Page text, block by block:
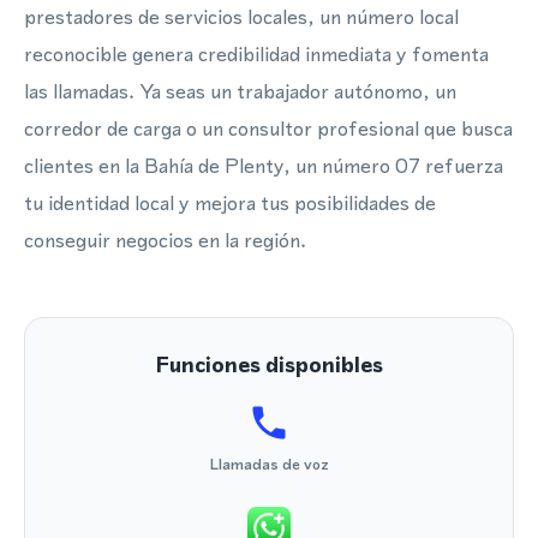
prestadores de servicios locales, un número local
reconocible genera credibilidad inmediata y fomenta
las llamadas. Ya seas un trabajador autónomo, un
corredor de carga o un consultor profesional que busca
clientes en la Bahía de Plenty, un número 07 refuerza
tu identidad local y mejora tus posibilidades de
conseguir negocios en la región.
Funciones disponibles
Llamadas de voz